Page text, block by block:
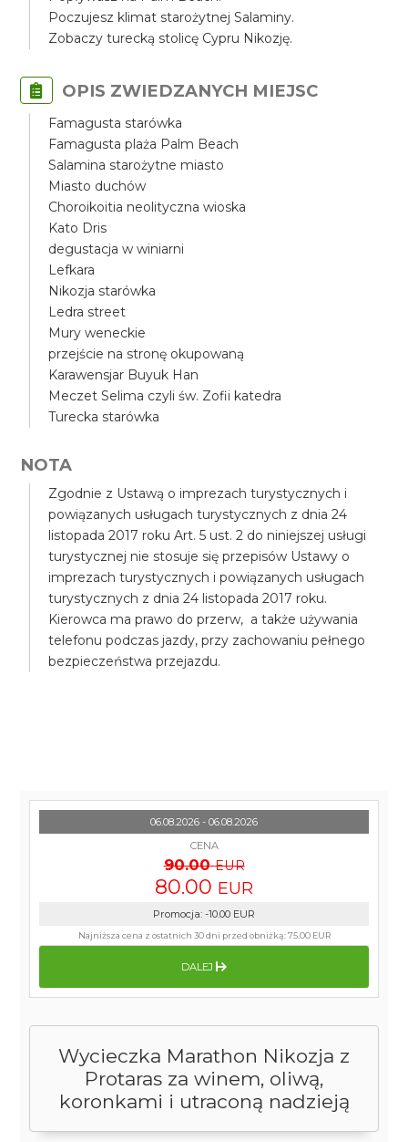
Poczujesz klimat starożytnej Salaminy.
Zobaczy turecką stolicę Cypru Nikozję.
OPIS ZWIEDZANYCH MIEJSC
Famagusta starówka
Famagusta plaża Palm Beach
Salamina starożytne miasto
Miasto duchów
Choroikoitia neolityczna wioska
Kato Dris
degustacja w winiarni
Lefkara
Nikozja starówka
Ledra street
Mury weneckie
przejście na stronę okupowaną
Karawensjar Buyuk Han
Meczet Selima czyli św. Zofii katedra
Turecka starówka
NOTA
Zgodnie z Ustawą o imprezach turystycznych i
powiązanych usługach turystycznych z dnia 24
listopada 2017 roku Art. 5 ust. 2 do niniejszej usługi
turystycznej nie stosuje się przepisów Ustawy o
imprezach turystycznych i powiązanych usługach
turystycznych z dnia 24 listopada 2017 roku.
Kierowca ma prawo do przerw, a także używania
telefonu podczas jazdy, przy zachowaniu pełnego
bezpieczeństwa przejazdu.
Wycieczka Marathon Nikozja z
Protaras za winem, oliwą,
koronkami i utraconą nadzieją
06.08.2026 - 06.08.2026
CENA
90.00 EUR
80.00 EUR
Promocja: -10.00 EUR
Najniższa cena z ostatnich 30 dni przed obniżką:75.00 EUR
DALEJ